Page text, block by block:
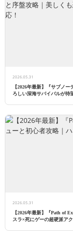
2026.05.31
【2026年最新】『サブノ
ろしい深海サバイバルが待
2026.05.31
【2026年最新】『Path of
スラ×死にゲーの超硬派ア